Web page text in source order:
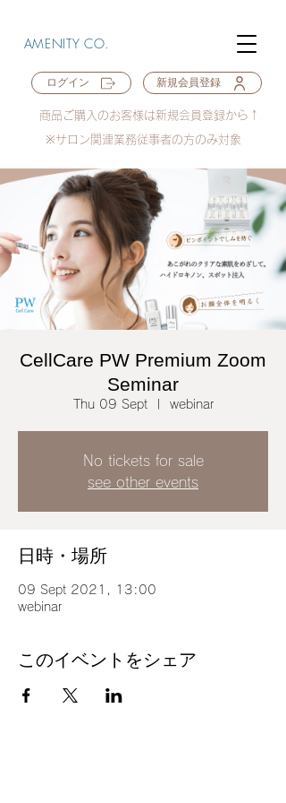
AMENITY CO.
※サロン関連業務従事者の方のみ対象
ログイン 新規会員登録
商品ご購入のお客様は新規会員登録から↑
CellCare PW Premium Zoom
Seminar
Thu 09 Sept
  |
webinar
No tickets for sale
see other events
日時・場所
09 Sept 2021, 13:00
webinar
このイベントをシェア